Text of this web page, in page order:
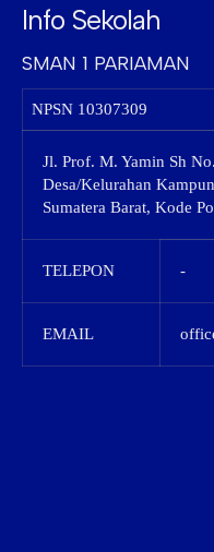
Info Sekolah
SMAN 1 PARIAMAN
NPSN 10307309
Jl. Prof. M. Yamin Sh
Desa/Kelurahan
Sumatera Barat, Kode
TELEPON -
EMAIL